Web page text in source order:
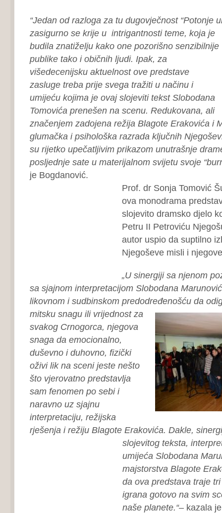
“Jedan od razloga za tu dugovječnost “Potonje
zasigurno se krije u intrigantnosti teme, koja je
budila znatiželju kako one pozorišno senzibilnije
publike tako i običnih ljudi. Ipak, za
višedecenijsku aktuelnost ove predstave
zasluge treba prije svega tražiti u načinu i
umijeću kojima je ovaj slojeviti tekst Slobodana
Tomovića prenešen na scenu. Redukovana, ali
značenjem zadojena režija Blagote Erakovića i
glumačka i psihološka razrada ključnih
su rijetko upečatljivim prikazom unutrašnje
posljednje sate u materijalnom svijetu svoje
je Bogdanović.
Prof. dr Sonja Tomović
ova monodrama
slojevito dramsko djelo
Petru II Petroviću
autor uspio da suptilno
Njegoševe misli i
„U sinergiji sa njenom
sa sjajnom interpretacijom Slobodana
likovnom i sudbinskom predodređenošću da
mitsku snagu ili vrijednost za
svakog Crnogorca, njegova
snaga da emocionalno,
duševno i duhovno, fizički
oživi lik na sceni jeste nešto
što vjerovatno predstavlja
sam fenomen po sebi i
naravno uz sjajnu
interpretaciju, režijska
rješenja i režiju Blagote Erakovića. Dakle,
slojevitog teksta,
umijeća Slobodana
majstorstva Blagote
da ova predstava traje
igrana gotovo na svim
naše planete.“– kazala